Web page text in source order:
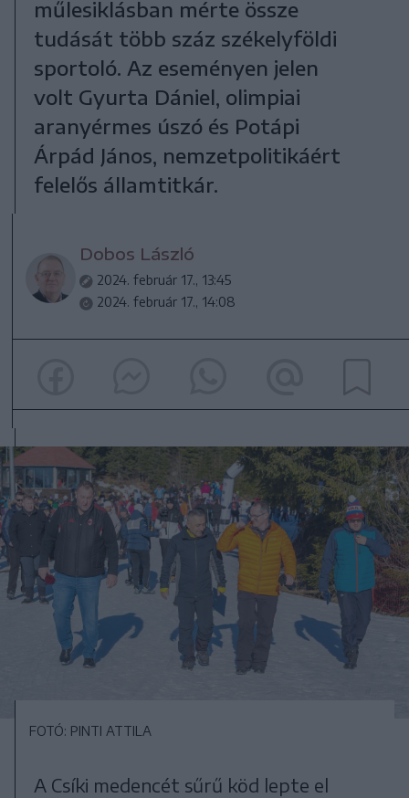
műlesiklásban mérte össze
tudását több száz székelyföldi
sportoló. Az eseményen jelen
volt Gyurta Dániel, olimpiai
aranyérmes úszó és Potápi
Árpád János, nemzetpolitikáért
felelős államtitkár.
Dobos László
2024. február 17., 13:45
2024. február 17., 14:08
FOTÓ: PINTI ATTILA
A Csíki medencét sűrű köd lepte el